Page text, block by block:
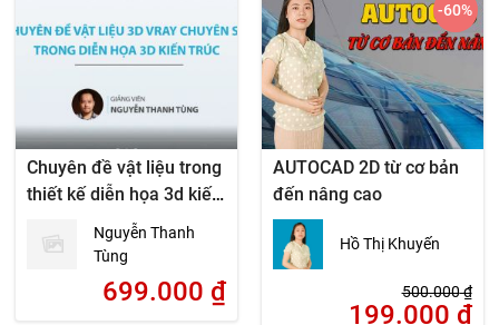
Chuyên đề vật liệu trong
thiết kế diễn họa 3d kiến
trúc và nội thất
Nguyễn Thanh
Tùng
699.000 ₫
AUTOCAD 2D từ cơ bản
đến nâng cao
Hồ Thị Khuyến
500.000₫
199.000 ₫
-60%